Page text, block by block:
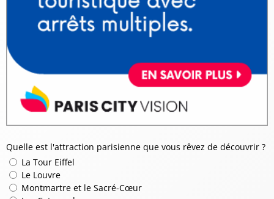
Quelle est l'attraction parisienne que vous rêvez de découvrir ?
La Tour Eiffel
Le Louvre
Montmartre et le Sacré-Cœur